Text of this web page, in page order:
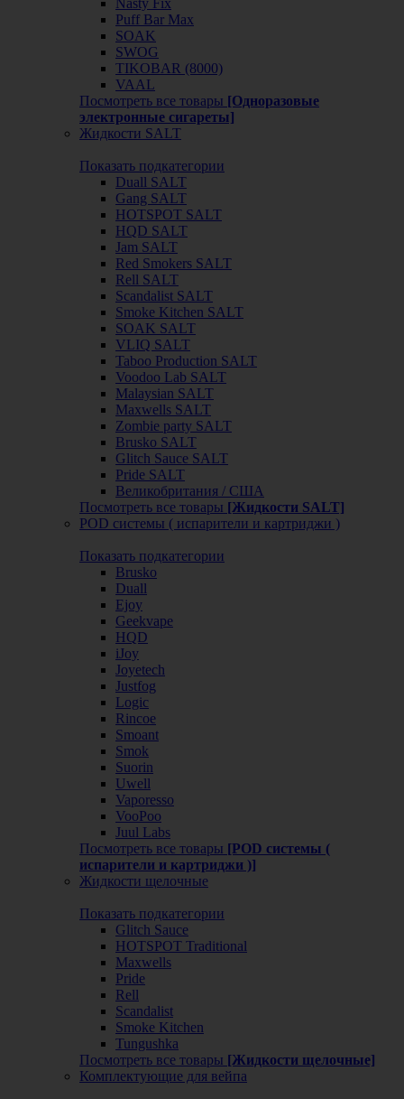
Puff Bar Max
SOAK
SWOG
TIKOBAR (8000)
VAAL
Посмотреть все товары [Одноразовые
электронные сигареты]
Жидкости SALT
Показать подкатегории
Duall SALT
Gang SALT
HOTSPOT SALT
HQD SALT
Jam SALT
Red Smokers SALT
Rell SALT
Scandalist SALT
Smoke Kitchen SALT
SOAK SALT
VLIQ SALT
Taboo Production SALT
Voodoo Lab SALT
Malaysian SALT
Maxwells SALT
Zombie party SALT
Brusko SALT
Glitch Sauce SALT
Pride SALT
Великобритания / США
Посмотреть все товары [Жидкости SALT]
POD системы ( испарители и картриджи )
Показать подкатегории
Brusko
Duall
Ejoy
Geekvape
HQD
iJoy
Joyetech
Justfog
Logic
Rincoe
Smoant
Smok
Suorin
Uwell
Vaporesso
VooPoo
Juul Labs
Посмотреть все товары [POD системы (
испарители и картриджи )]
Жидкости щелочные
Показать подкатегории
Glitch Sauce
HOTSPOT Traditional
Maxwells
Pride
Rell
Scandalist
Smoke Kitchen
Tungushka
Посмотреть все товары [Жидкости щелочные]
Комплектующие для вейпа